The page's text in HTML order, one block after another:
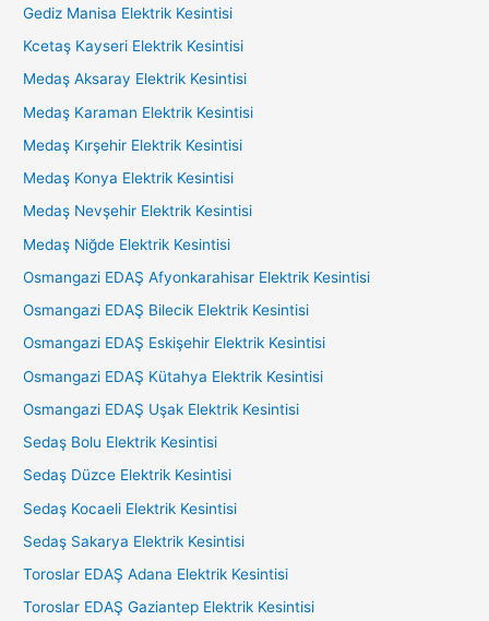
Gediz Manisa Elektrik Kesintisi
Kcetaş Kayseri Elektrik Kesintisi
Medaş Aksaray Elektrik Kesintisi
Medaş Karaman Elektrik Kesintisi
Medaş Kırşehir Elektrik Kesintisi
Medaş Konya Elektrik Kesintisi
Medaş Nevşehir Elektrik Kesintisi
Medaş Niğde Elektrik Kesintisi
Osmangazi EDAŞ Afyonkarahisar Elektrik Kesintisi
Osmangazi EDAŞ Bilecik Elektrik Kesintisi
Osmangazi EDAŞ Eskişehir Elektrik Kesintisi
Osmangazi EDAŞ Kütahya Elektrik Kesintisi
Osmangazi EDAŞ Uşak Elektrik Kesintisi
Sedaş Bolu Elektrik Kesintisi
Sedaş Düzce Elektrik Kesintisi
Sedaş Kocaeli Elektrik Kesintisi
Sedaş Sakarya Elektrik Kesintisi
Toroslar EDAŞ Adana Elektrik Kesintisi
Toroslar EDAŞ Gaziantep Elektrik Kesintisi